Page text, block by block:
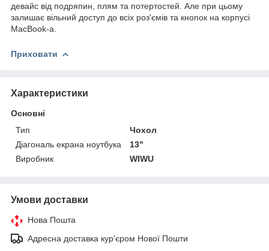
девайс від подряпин, плям та потертостей. Але при цьому
залишає вільний доступ до всіх роз'ємів та кнопок на корпусі
MacBook-а.
Приховати
Характеристики
Основні
Тип
Чохол
Діагональ екрана ноутбука
13"
Виробник
WIWU
Умови доставки
Нова Пошта
Адресна доставка кур'єром Нової Пошти